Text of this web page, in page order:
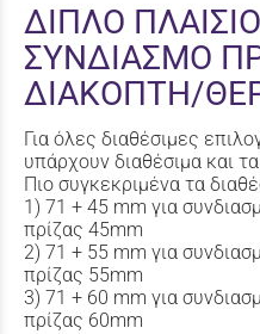
ΔΙΠΛΟ
ΣΥΝΔΙΑΣΜΟ
ΔΙΑΚΟΠΤΗ/
Για όλες διαθέσιμες
υπάρχουν διαθέσιμα και
Πιο συγκεκριμένα τα
1) 71 + 45 mm για
πρίζας 45mm
2) 71 + 55 mm για
πρίζας 55mm
3) 71 + 60 mm για
πρίζας 60mm